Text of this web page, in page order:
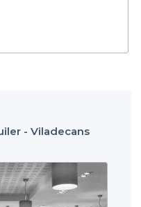
- Viladecans